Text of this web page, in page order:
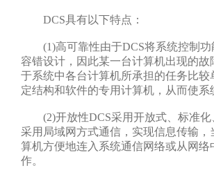
DCS具有以下特点：
(1)高可靠性由于DCS将系统控制功
容错设计，因此某一台计算机出现的
于系统中各台计算机所承担的任务比
定结构和软件的专用计算机，从而使
(2)开放性DCS采用开放式、标准化
采用局域网方式通信，实现信息传输
算机方便地连入系统通信网络或从网
作。